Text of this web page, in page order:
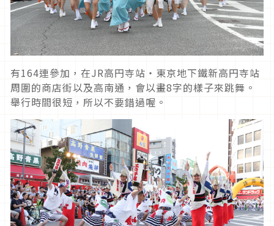
有164連參加，在JR高円寺站・東京地下鐵新高円寺站
周圍的商店街以及高南通，會以畫8字的樣子來跳舞。
舉行時間很短，所以不要錯過喔。